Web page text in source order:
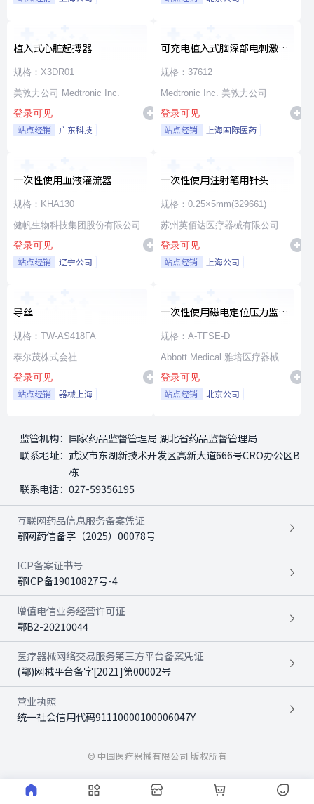
植入式心脏起搏器
规格：X3DR01
美敦力公司 Medtronic Inc.
登录可见
站点经销 广东科技
可充电植入式脑深部电刺激脉
冲发生器套件
规格：37612
Medtronic Inc. 美敦力公司
登录可见
站点经销 上海国际医药
一次性使用血液灌流器
规格：KHA130
健帆生物科技集团股份有限公司
登录可见
站点经销 辽宁公司
一次性使用注射笔用针头
规格：0.25×5mm(329661)
苏州英佰达医疗器械有限公司
登录可见
站点经销 上海公司
导丝
规格：TW-AS418FA
泰尔茂株式会社
登录可见
站点经销 器械上海
一次性使用磁电定位压力监测
射频消融导管
规格：A-TFSE-D
Abbott Medical 雅培医疗器械
登录可见
站点经销 北京公司
监管机构： 国家药品监督管理局 湖北省药品监督管理局
联系地址： 武汉市东湖新技术开发区高新大道666号CRO办公区B
栋
联系电话： 027-59356195
互联网药品信息服务备案凭证
鄂网药信备字（2025）00078号
ICP备案证书号
鄂ICP备19010827号-4
增值电信业务经营许可证
鄂B2-20210044
医疗器械网络交易服务第三方平台备案凭证
(鄂)网械平台备字[2021]第00002号
营业执照
统一社会信用代码91110000100006047Y
© 中国医疗器械有限公司 版权所有